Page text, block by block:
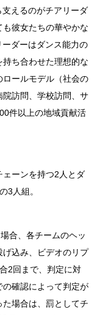
えるのがチアリーダ
彼女たちの華やかな
ダーはダンス能力の
ち合わせた理想的な
ールモデル（社会の
院訪問、学校訪問、サ
件以上の地域貢献活
ーンを持つ2人とダ
3人組。
合、各チームのヘッ
げ込み、ビデオのリプ
2回まで、判定に対
の確認によって判定が
場合は、罰としてチ